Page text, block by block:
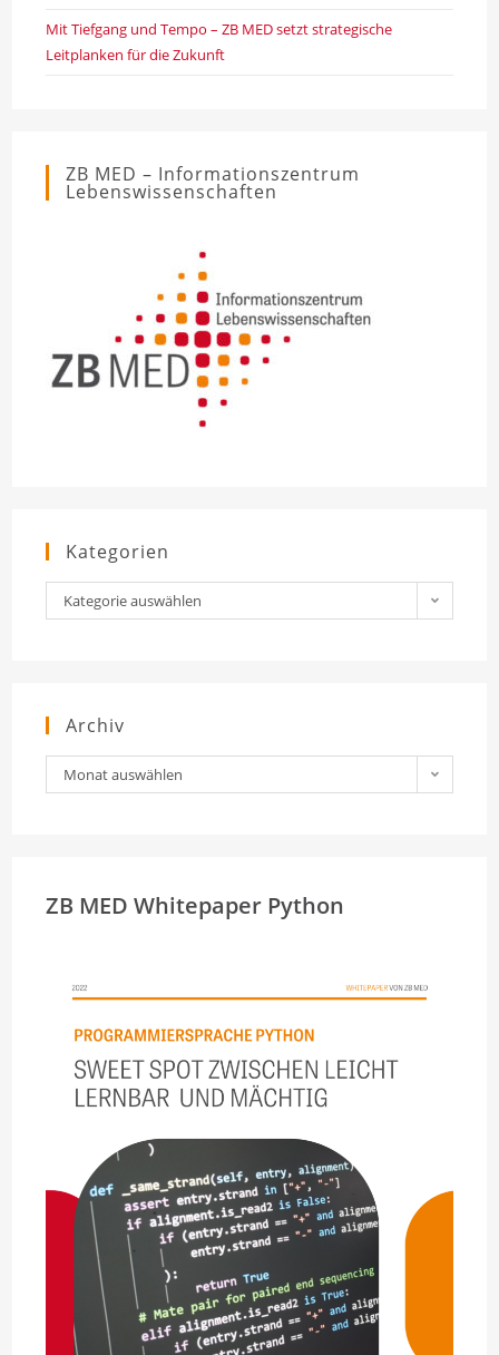
Mit Tiefgang und Tempo – ZB MED setzt strategische
Leitplanken für die Zukunft
ZB MED – Informationszentrum
Lebenswissenschaften
Kategorien
Kategorien
Kategorie auswählen
Archiv
Archiv
Monat auswählen
ZB MED Whitepaper Python